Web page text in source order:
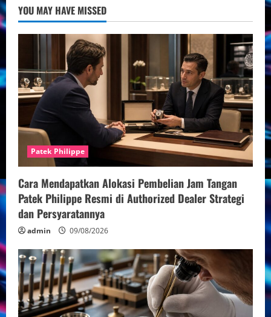
YOU MAY HAVE MISSED
Patek Philippe
Cara Mendapatkan Alokasi Pembelian Jam Tangan
Patek Philippe Resmi di Authorized Dealer Strategi
dan Persyaratannya
admin 09/08/2026